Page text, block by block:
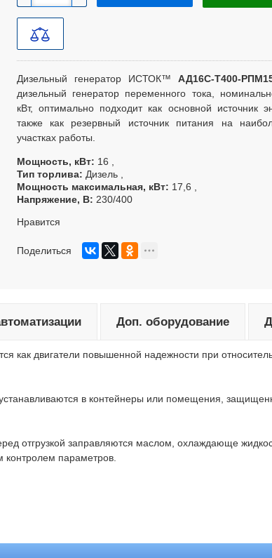
Дизельный генератор ИСТОК™ АД16С-Т400-
дизельный генератор переменного тока,
кВт, оптимально подходит как основной источник
также как резервный источник питания на
участках работы.
Мощность, кВт
16
Тип торлива
Дизель
Мощность максимальная, кВт
17,6
Напряжение, В
230/400
Нравится
Поделиться
как двигатели повышенной надежности при
в контейнеры или помещения,
отгрузкой заправляются маслом, охлаждающе
контролем параметров.
Доп. оборудование